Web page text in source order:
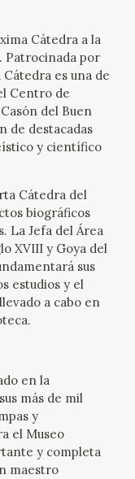
Cátedra a la
Patrocinada por
es una de
Centro de
del Buen
de destacadas
y científico
Cátedra del
biográficos
La Jefa del Área
XVIII y Goya del
sus
estudios y el
a cabo en
en la
más de mil
y
el Museo
y completa
maestro